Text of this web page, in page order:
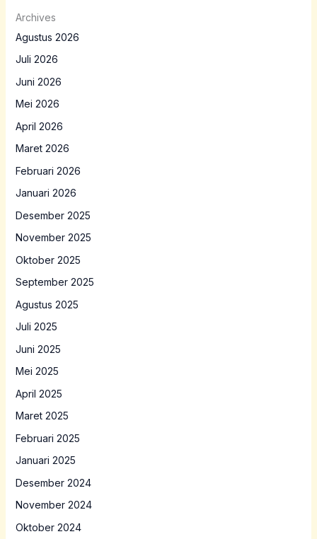
Archives
Agustus 2026
Juli 2026
Juni 2026
Mei 2026
April 2026
Maret 2026
Februari 2026
Januari 2026
Desember 2025
November 2025
Oktober 2025
September 2025
Agustus 2025
Juli 2025
Juni 2025
Mei 2025
April 2025
Maret 2025
Februari 2025
Januari 2025
Desember 2024
November 2024
Oktober 2024